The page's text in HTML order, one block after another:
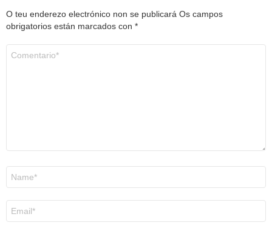
O teu enderezo electrónico non se publicará Os campos
obrigatorios están marcados con *
electrónico
*